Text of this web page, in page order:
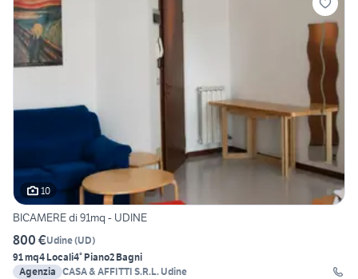
10
BICAMERE di 91mq - UDINE
800 €Udine(UD)
91 mq4 Locali4° Piano2 Bagni
Agenzia CASA & AFFITTI S.R.L. Udine